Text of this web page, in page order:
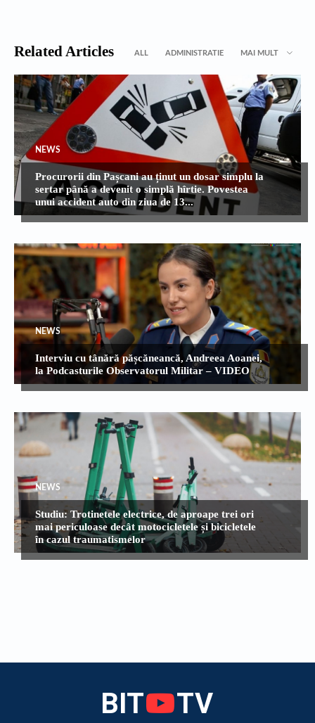
Related Articles ALL ADMINISTRATIE MAI MULT
NEWS
Procurorii din Pașcani au ținut un dosar simplu la
sertar până a devenit o simplă hîrtie. Povestea
unui accident auto din ziua de 13...
NEWS
Interviu cu tânără pășcăneancă, Andreea Aoanei,
la Podcasturile Observatorul Militar – VIDEO
NEWS
Studiu: Trotinetele electrice, de aproape trei ori
mai periculoase decât motocicletele și bicicletele
în cazul traumatismelor
BIT TV